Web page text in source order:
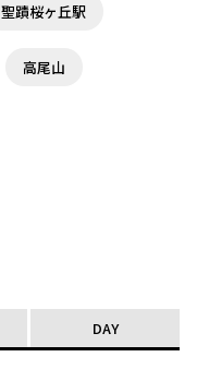
聖蹟桜ヶ丘駅
高尾山
DAY